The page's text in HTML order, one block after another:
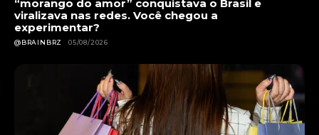
“morango do amor” conquistava o Brasil e
viralizava nas redes. Você chegou a
experimentar?
@BRAINBRZ 05/08/2026